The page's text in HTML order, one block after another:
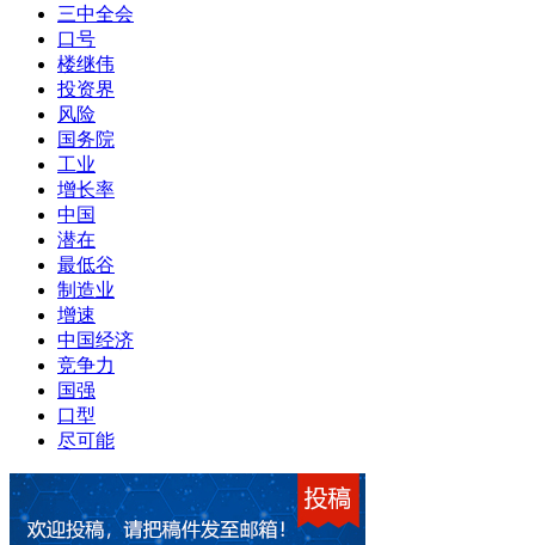
三中全会
口号
楼继伟
投资界
风险
国务院
工业
增长率
中国
潜在
最低谷
制造业
增速
中国经济
竞争力
国强
口型
尽可能